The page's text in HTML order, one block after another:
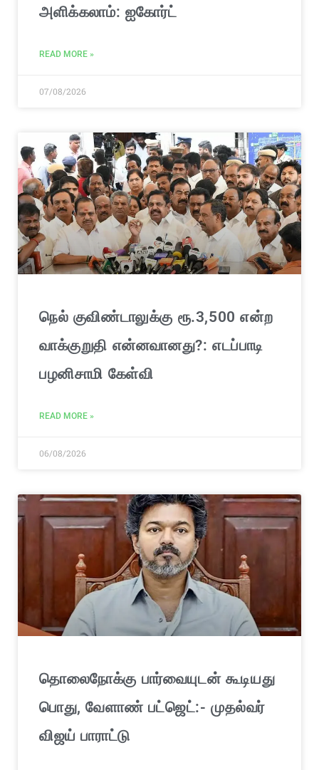
அளிக்கலாம்: ஐகோர்ட்
READ MORE »
07/08/2026
நெல் குவிண்டாலுக்கு ரூ.3,500 என்ற
வாக்குறுதி என்னவானது?: எடப்பாடி
பழனிசாமி கேள்வி
READ MORE »
06/08/2026
தொலைநோக்கு பார்வையுடன் கூடியது
பொது, வேளாண் பட்ஜெட்:- முதல்வர்
விஜய் பாராட்டு